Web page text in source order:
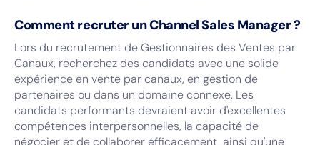
Comment recruter un Channel Sales Manager ?
Lors du recrutement de Gestionnaires des Ventes par
Canaux, recherchez des candidats avec une solide
expérience en vente par canaux, en gestion de
partenaires ou dans un domaine connexe. Les
candidats performants devraient avoir d'excellentes
compétences interpersonnelles, la capacité de
négocier et de collaborer efficacement, ainsi qu'une